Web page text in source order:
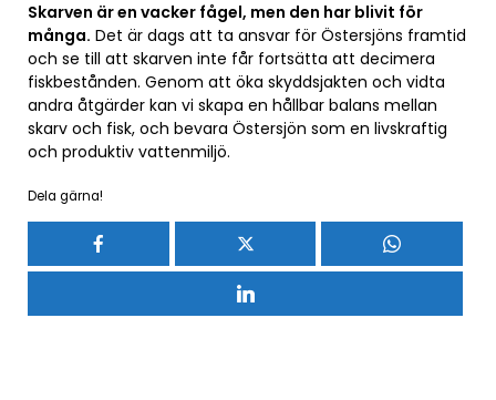
Skarven är en vacker fågel, men den har blivit för
många. Det är dags att ta ansvar för Östersjöns framtid
och se till att skarven inte får fortsätta att decimera
fiskbestånden. Genom att öka skyddsjakten och vidta
andra åtgärder kan vi skapa en hållbar balans mellan
skarv och fisk, och bevara Östersjön som en livskraftig
och produktiv vattenmiljö.
Dela gärna!